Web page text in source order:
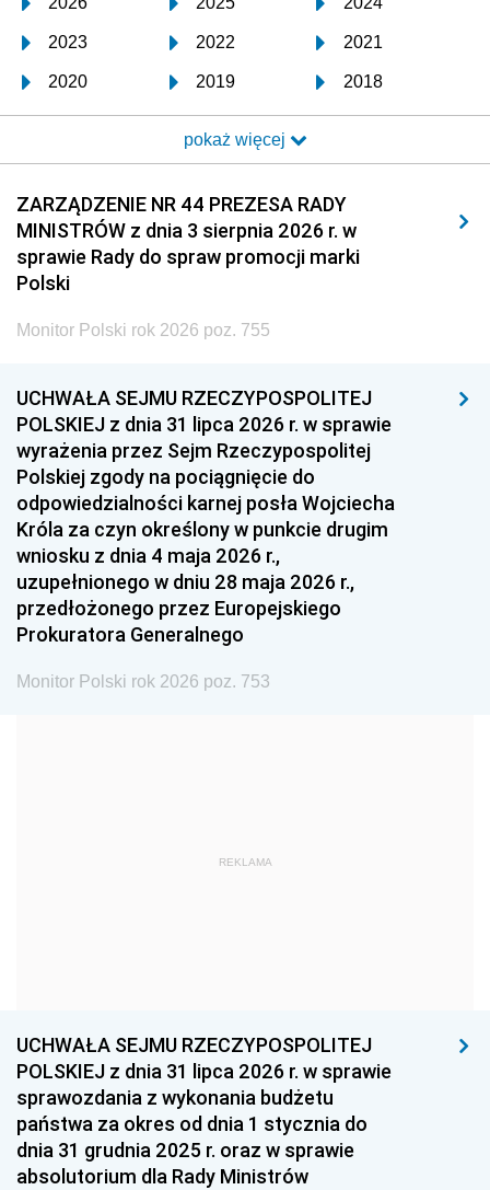
2023 2022 2021
2020 2019 2018
2017 2016 2015
2014 2013 2012
2011 2010 2009
2008 2007 2006
2005
1996 1995 1994
1993 1992 1991
1990 1989
1987 1986 1985
1984 1983
1981 1980 1979
1978 1977
1975 1974
1959
1939 1938 1937
1936 1930
pokaż więcej
ZARZĄDZENIE NR 44 PREZESA RADY
MINISTRÓW z dnia 3 sierpnia 2026 r. w
sprawie Rady do spraw promocji marki
Polski
Monitor Polski rok 2026 poz. 755
UCHWAŁA SEJMU RZECZYPOSPOLITEJ
POLSKIEJ z dnia 31 lipca 2026 r. w sprawie
wyrażenia przez Sejm Rzeczypospolitej
Polskiej zgody na pociągnięcie do
odpowiedzialności karnej posła Wojciecha
Króla za czyn określony w punkcie drugim
wniosku z dnia 4 maja 2026 r.,
uzupełnionego w dniu 28 maja 2026 r.,
przedłożonego przez Europejskiego
Prokuratora Generalnego
Monitor Polski rok 2026 poz. 753
REKLAMA
UCHWAŁA SEJMU RZECZYPOSPOLITEJ
POLSKIEJ z dnia 31 lipca 2026 r. w sprawie
sprawozdania z wykonania budżetu
państwa za okres od dnia 1 stycznia do
dnia 31 grudnia 2025 r. oraz w sprawie
absolutorium dla Rady Ministrów